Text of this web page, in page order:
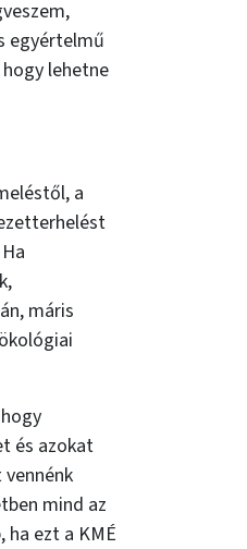
egyértelmű
lehetne
a
máris
és azokat
mind az
ezt a KMÉ